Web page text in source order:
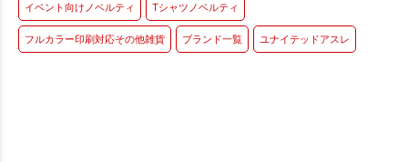
イベント向けノベルティ Tシャツノベルティ
フルカラー印刷対応その他雑貨 ブランド一覧 ユナイテッドアスレ